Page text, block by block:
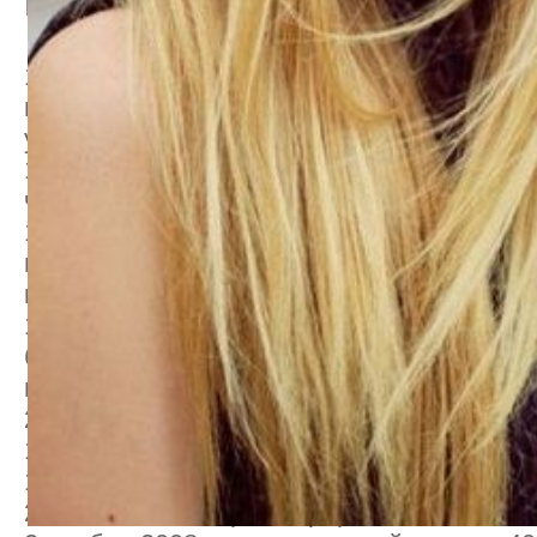
14 апреля 2007 статистика показала
побывало со дня создания сайта. Когда-
удивительно огромным числом.
12 сентября 2007 сайт, с момента
человек.
14 октября 2007 на сайт был поставлен
правильного ему было далеко, и все же
кстати, не многие сайты могли этим
16 декабря 2007 - первое упоминание о
более 100 человек в день. Когда это
история, к сожалению, не
26 января 2008 – зарегистрировано 400
16 февраля 2008 – со дня создания на
17 апреля 2008 – зарегистрировано 777
2 июля 2008 – зарегистрировано 1000